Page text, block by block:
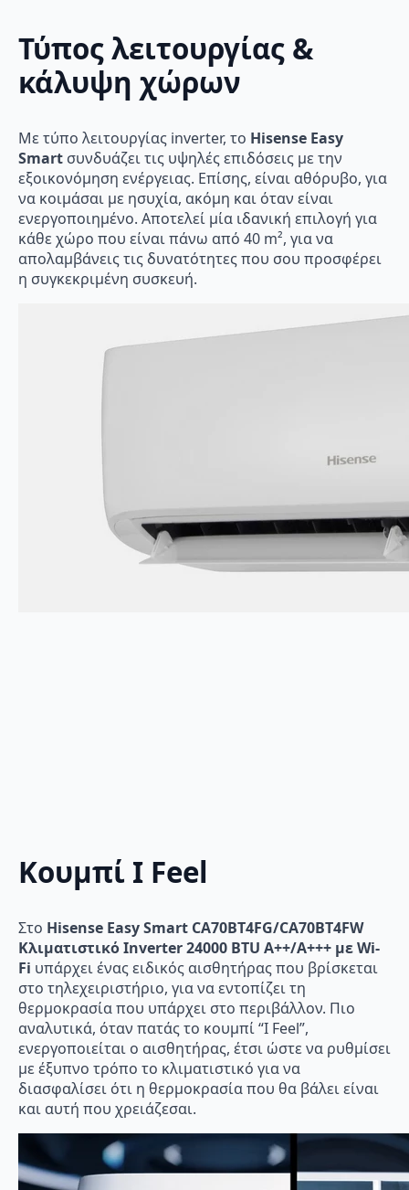
Τύπος λειτουργίας &
κάλυψη χώρων
Με τύπο λειτουργίας inverter, το Hisense Easy
Smart συνδυάζει τις υψηλές επιδόσεις με την
εξοικονόμηση ενέργειας. Επίσης, είναι αθόρυβο, για
να κοιμάσαι με ησυχία, ακόμη και όταν είναι
ενεργοποιημένο. Αποτελεί μία ιδανική επιλογή για
κάθε χώρο που είναι πάνω από 40 m², για να
απολαμβάνεις τις δυνατότητες που σου προσφέρει
η συγκεκριμένη συσκευή.
Κουμπί I Feel
Στο Hisense Easy Smart CA70BT4FG/CA70BT4FW
Κλιματιστικό Inverter 24000 BTU A++/A+++ με Wi-
Fi υπάρχει ένας ειδικός αισθητήρας που βρίσκεται
στο τηλεχειριστήριο, για να εντοπίζει τη
θερμοκρασία που υπάρχει στο περιβάλλον. Πιο
αναλυτικά, όταν πατάς το κουμπί “I Feel”,
ενεργοποιείται ο αισθητήρας, έτσι ώστε να ρυθμίσει
με έξυπνο τρόπο το κλιματιστικό για να
διασφαλίσει ότι η θερμοκρασία που θα βάλει είναι
και αυτή που χρειάζεσαι.